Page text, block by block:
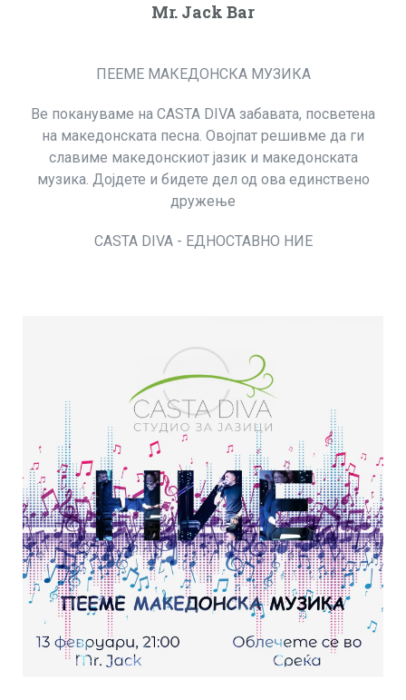
Mr. Jack Bar
ПЕЕМЕ МАКЕДОНСКА МУЗИКА
Ве покануваме на CASTA DIVA забавата, посветена
на македонската песна. Овојпат решивме да ги
славиме македонскиот јазик и македонската
музика. Дојдете и бидете дел од ова единствено
дружење
CASTA DIVA - ЕДНОСТАВНО НИЕ